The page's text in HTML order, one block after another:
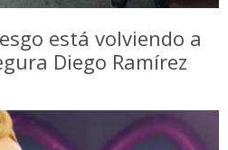
está volviendo a
Diego Ramírez